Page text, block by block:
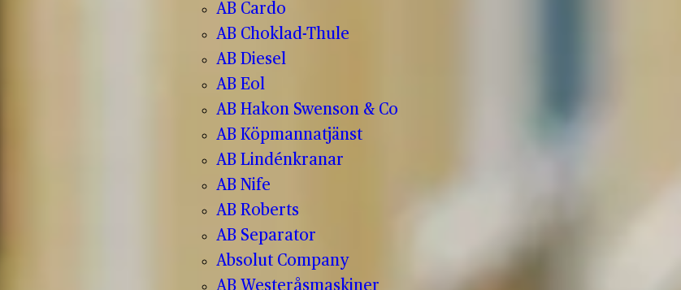
AB Cardo
AB Choklad-Thule
AB Diesel
AB Eol
AB Hakon Swenson & Co
AB Köpmannatjänst
AB Lindénkranar
AB Nife
AB Roberts
AB Separator
Absolut Company
AB Westeråsmaskiner